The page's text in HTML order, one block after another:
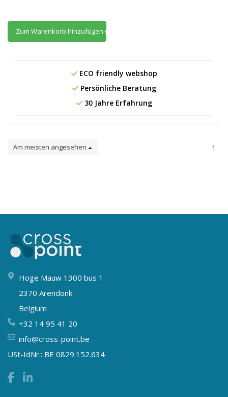
Zum Warenkorb hinzufügen
ECO friendly webshop
Persönliche Beratung
30 Jahre Erfahrung
Am meisten angesehen 1
Hoge Mauw 1300 bus 1
2370 Arendonk
Belgium
+32 14 95 41 20
info@cross-point.be
USt-IdNr.: BE 0829.152.634